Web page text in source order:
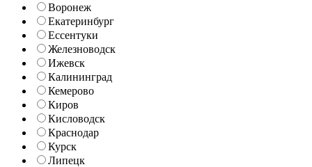
Воронеж
Екатеринбург
Ессентуки
Железноводск
Ижевск
Калининград
Кемерово
Киров
Кисловодск
Краснодар
Курск
Липецк